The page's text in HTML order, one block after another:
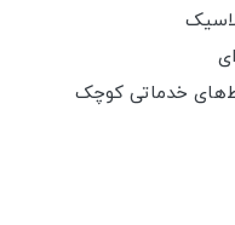
خدماتی کوچک